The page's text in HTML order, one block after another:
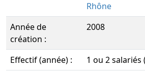
Rhône
Année de
création :
2008
Effectif (année) : 1 ou 2 salariés